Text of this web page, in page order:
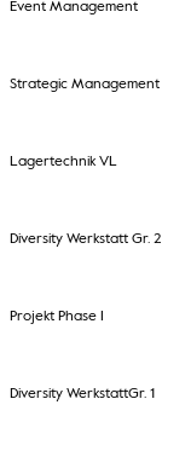
Event Management
Strategic Management
Lagertechnik VL
Diversity Werkstatt Gr. 2
Projekt Phase I
Diversity WerkstattGr. 1